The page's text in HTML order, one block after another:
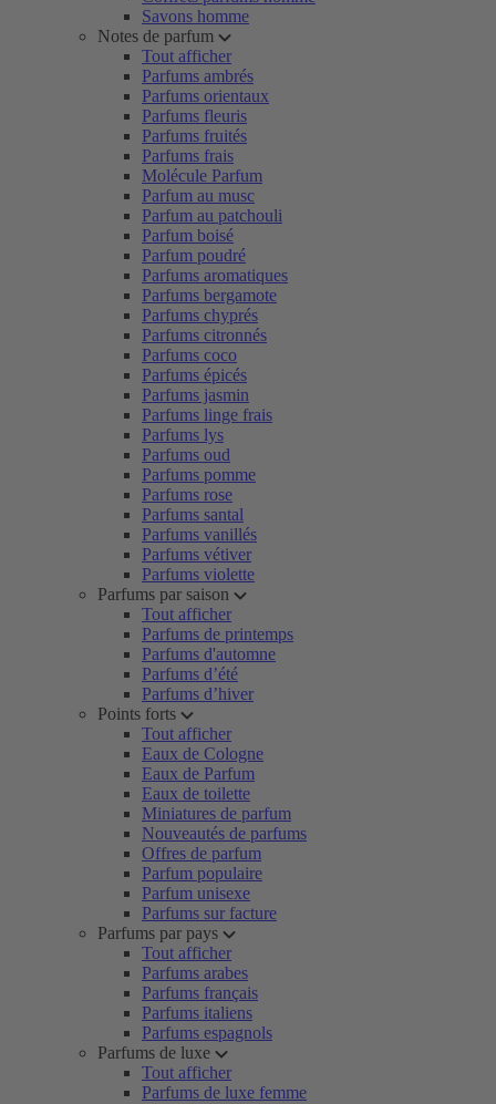
Savons homme
Notes de parfum
Tout afficher
Parfums ambrés
Parfums orientaux
Parfums fleuris
Parfums fruités
Parfums frais
Molécule Parfum
Parfum au musc
Parfum au patchouli
Parfum boisé
Parfum poudré
Parfums aromatiques
Parfums bergamote
Parfums chyprés
Parfums citronnés
Parfums coco
Parfums épicés
Parfums jasmin
Parfums linge frais
Parfums lys
Parfums oud
Parfums pomme
Parfums rose
Parfums santal
Parfums vanillés
Parfums vétiver
Parfums violette
Parfums par saison
Tout afficher
Parfums de printemps
Parfums d'automne
Parfums d’été
Parfums d’hiver
Points forts
Tout afficher
Eaux de Cologne
Eaux de Parfum
Eaux de toilette
Miniatures de parfum
Nouveautés de parfums
Offres de parfum
Parfum populaire
Parfum unisexe
Parfums sur facture
Parfums par pays
Tout afficher
Parfums arabes
Parfums français
Parfums italiens
Parfums espagnols
Parfums de luxe
Tout afficher
Parfums de luxe femme